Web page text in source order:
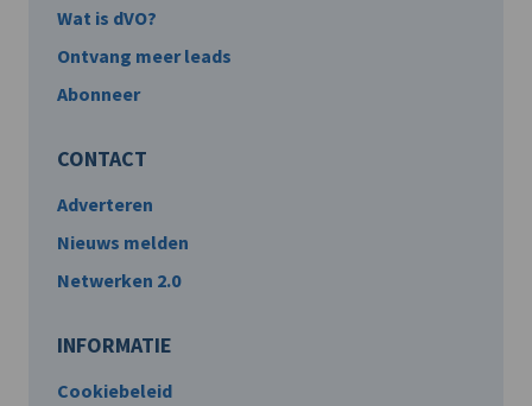
Wat is dVO?
Ontvang meer leads
Abonneer
CONTACT
Adverteren
Nieuws melden
Netwerken 2.0
INFORMATIE
Cookiebeleid